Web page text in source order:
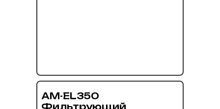
AM-EL350
Фильтрующий